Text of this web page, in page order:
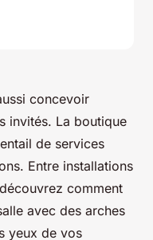
concevoir
invités. La boutique
de services
Entre installations
comment
avec des arches
yeux de vos